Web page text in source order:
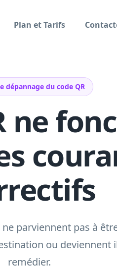
Plan et Tarifs
dépannage du code QR
ne
parviennent pas à
ou deviennent
remédier.